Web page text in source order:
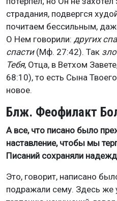
страдания, подвергся
почитаем бессильным,
О Нем говорили: других
спасти(Мф. 27:42). Так
Тебя, Отца, в Ветхом
68:10), то есть Сына
новое.
Блж. Феофилакт
А все, что писано было
наставление, чтобы мы
Писаний сохраняли
Это, говорит, написано
подражали сему. Здесь же